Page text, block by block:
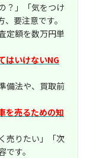
？」「気をつけ
要注意です。
定額を数万円単
はいけないNG
備法や、買取前
を売るための知
売りたい」「次
す。